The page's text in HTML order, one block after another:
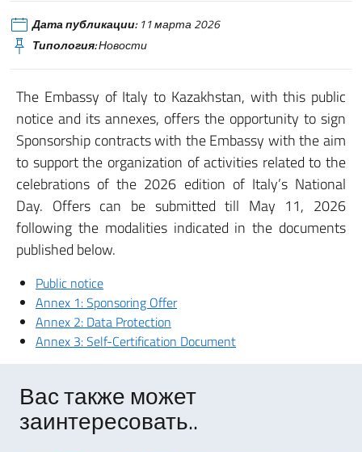
Дата публикации:11 марта 2026
Типология:Новости
The Embassy of Italy to Kazakhstan, with this public
notice and its annexes, offers the opportunity to sign
Sponsorship contracts with the Embassy with the aim
to support the organization of activities related to the
celebrations of the 2026 edition of Italy’s National
Day. Offers can be submitted till May 11, 2026
following the modalities indicated in the documents
published below.
Public notice
Annex 1: Sponsoring Offer
Annex 2: Data Protection
Annex 3: Self-Certification Document
Вас также может
заинтересовать..